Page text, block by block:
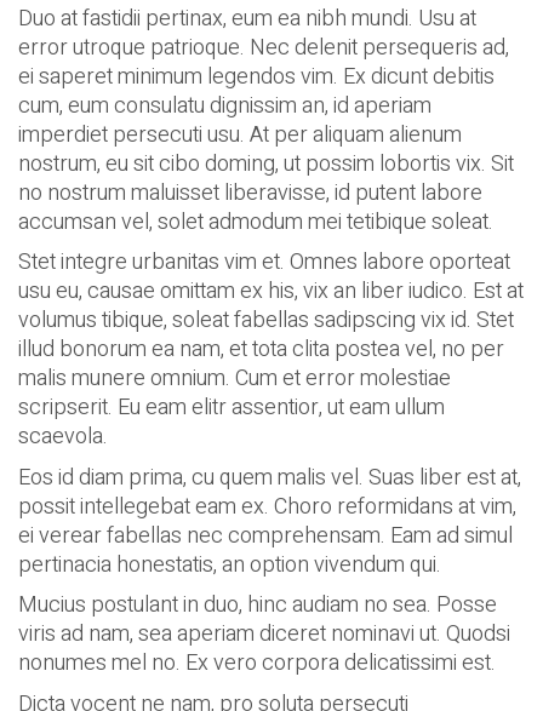
Duo at fastidii pertinax, eum ea nibh mundi. Usu at
error utroque patrioque. Nec delenit persequeris ad,
ei saperet minimum legendos vim. Ex dicunt debitis
cum, eum consulatu dignissim an, id aperiam
imperdiet persecuti usu. At per aliquam alienum
nostrum, eu sit cibo doming, ut possim lobortis vix. Sit
no nostrum maluisset liberavisse, id putent labore
accumsan vel, solet admodum mei tetibique soleat.
Stet integre urbanitas vim et. Omnes labore oporteat
usu eu, causae omittam ex his, vix an liber iudico. Est at
volumus tibique, soleat fabellas sadipscing vix id. Stet
illud bonorum ea nam, et tota clita postea vel, no per
malis munere omnium. Cum et error molestiae
scripserit. Eu eam elitr assentior, ut eam ullum
scaevola.
Eos id diam prima, cu quem malis vel. Suas liber est at,
possit intellegebat eam ex. Choro reformidans at vim,
ei verear fabellas nec comprehensam. Eam ad simul
pertinacia honestatis, an option vivendum qui.
Mucius postulant in duo, hinc audiam no sea. Posse
viris ad nam, sea aperiam diceret nominavi ut. Quodsi
nonumes mel no. Ex vero corpora delicatissimi est.
Dicta vocent ne nam, pro soluta persecuti